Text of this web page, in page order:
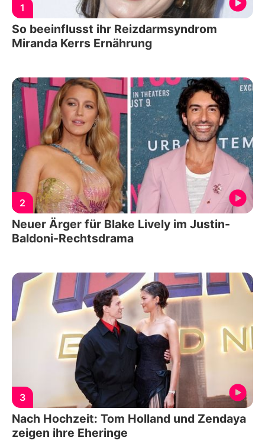
1
So beeinflusst ihr Reizdarmsyndrom
Miranda Kerrs Ernährung
2
Neuer Ärger für Blake Lively im Justin-
Baldoni-Rechtsdrama
3
Nach Hochzeit: Tom Holland und Zendaya
zeigen ihre Eheringe